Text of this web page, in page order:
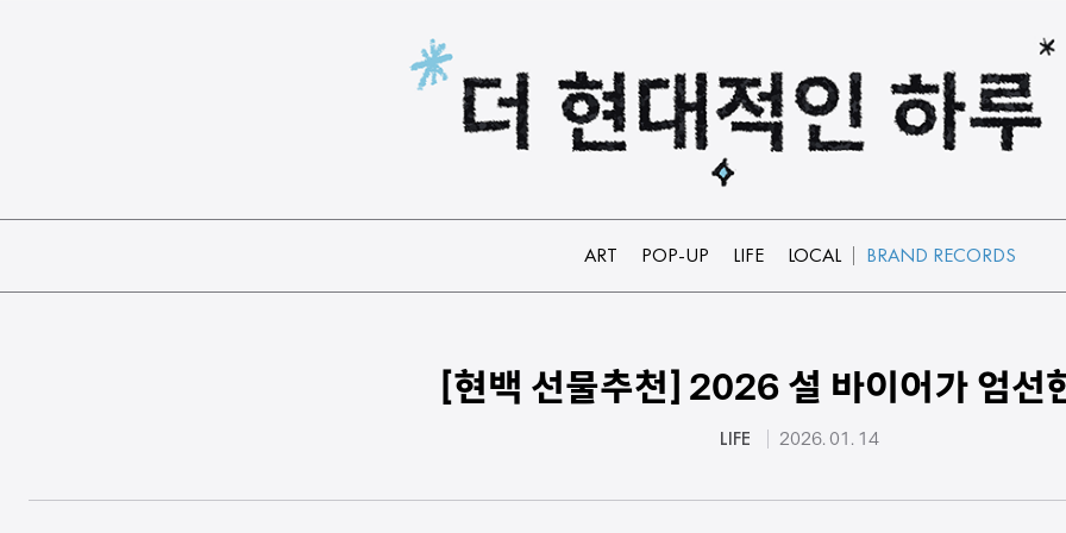
ART POP-UP LIFE LOCAL BRAND RECORDS
[현백 선물추천] 2026 설 바이어가 엄선
LIFE 2026. 01. 14